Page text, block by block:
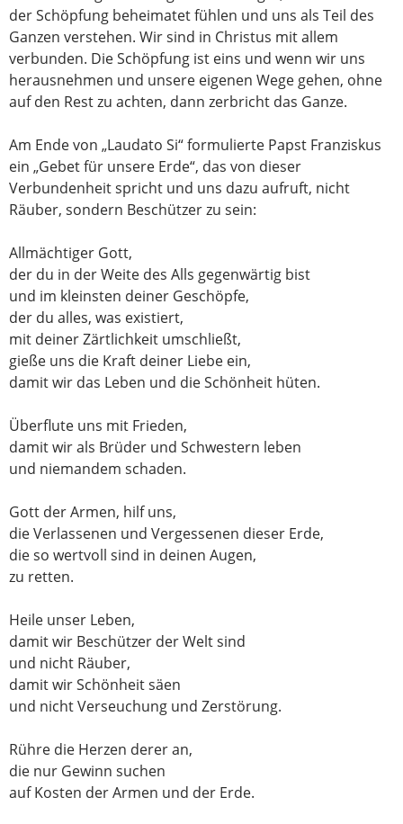
der Schöpfung beheimatet fühlen und uns als Teil des
Ganzen verstehen. Wir sind in Christus mit allem
verbunden. Die Schöpfung ist eins und wenn wir uns
herausnehmen und unsere eigenen Wege gehen, ohne
auf den Rest zu achten, dann zerbricht das Ganze.
Am Ende von „Laudato Si“ formulierte Papst Franziskus
ein „Gebet für unsere Erde“, das von dieser
Verbundenheit spricht und uns dazu aufruft, nicht
Räuber, sondern Beschützer zu sein:
Allmächtiger Gott,
der du in der Weite des Alls gegenwärtig bist
und im kleinsten deiner Geschöpfe,
der du alles, was existiert,
mit deiner Zärtlichkeit umschließt,
gieße uns die Kraft deiner Liebe ein,
damit wir das Leben und die Schönheit hüten.
Überflute uns mit Frieden,
damit wir als Brüder und Schwestern leben
und niemandem schaden.
Gott der Armen, hilf uns,
die Verlassenen und Vergessenen dieser Erde,
die so wertvoll sind in deinen Augen,
zu retten.
Heile unser Leben,
damit wir Beschützer der Welt sind
und nicht Räuber,
damit wir Schönheit säen
und nicht Verseuchung und Zerstörung.
Rühre die Herzen derer an,
die nur Gewinn suchen
auf Kosten der Armen und der Erde.